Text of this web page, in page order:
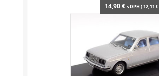
14,90€ s DPH (12,11€